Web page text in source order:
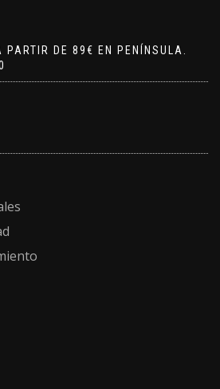
PARTIR DE 89€ EN PENÍNSULA.